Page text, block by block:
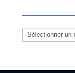
Archives